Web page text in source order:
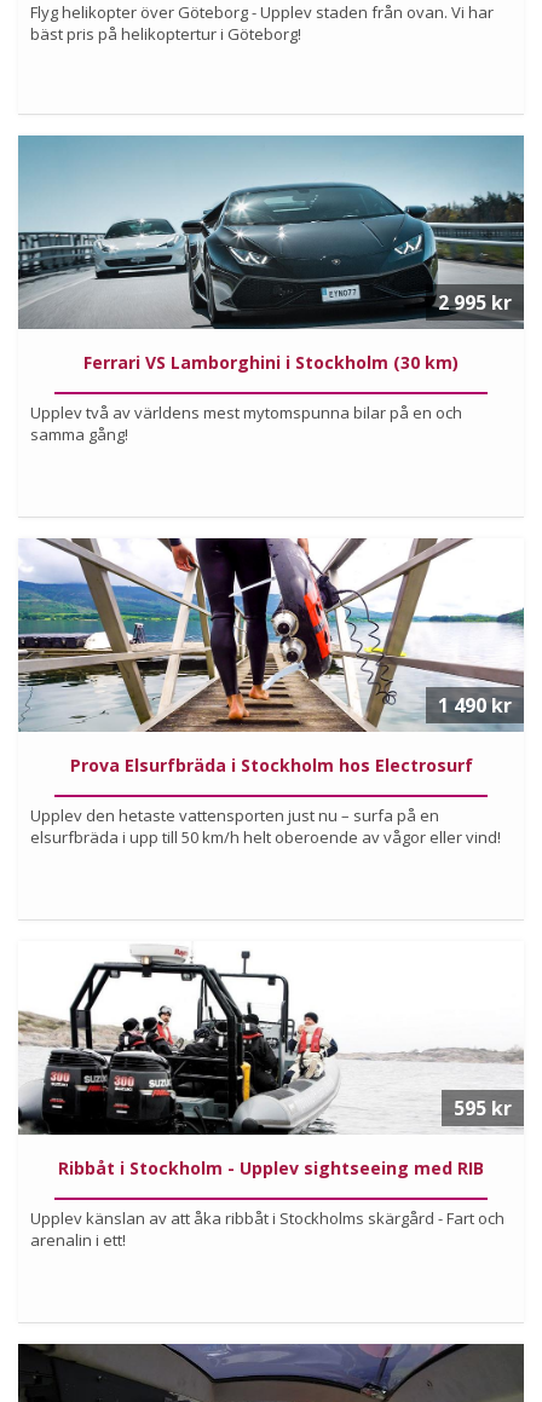
Flyg helikopter över Göteborg - Upplev staden från ovan. Vi har
bäst pris på helikoptertur i Göteborg!
Köp
Ferrari VS Lamborghini i Stockholm (30 km)
Upplev två av världens mest mytomspunna bilar på en och
samma gång!
2 995 kr
Köp
Läs mer om upplevelsen
Prova Elsurfbräda i Stockholm hos Electrosurf
Upplev den hetaste vattensporten just nu – surfa på en
elsurfbräda i upp till 50 km/h helt oberoende av vågor eller vind!
1 490 kr
Läs mer om produkten
Ribbåt i Stockholm - Upplev sightseeing med RIB
Upplev känslan av att åka ribbåt i Stockholms skärgård - Fart och
arenalin i ett!
595 kr
Köp
Läs mer om upplevelsen